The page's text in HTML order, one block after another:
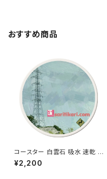
utfit worldwide shipping 助
おすすめ商品
コースター 白雲石 吸水 速乾 ド
ロマイト グラス アイスコーヒー
saritikari cafe 標識2
¥2,200